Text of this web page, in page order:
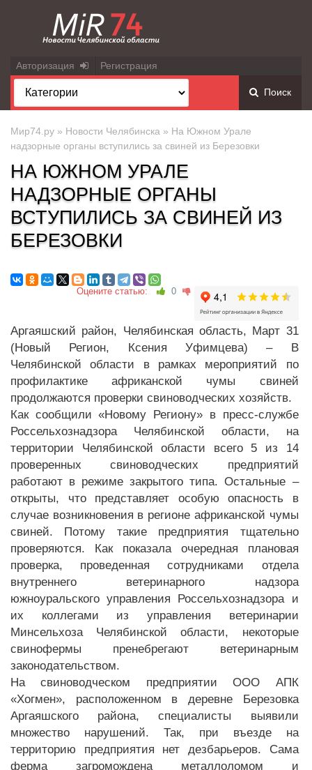
Авторизация Регистрация
Поиск
Мир74.ру » Новости Челябинска » На Южном Урале
надзорные органы вступились за свиней из Березовки
НА ЮЖНОМ УРАЛЕ
НАДЗОРНЫЕ ОРГАНЫ
ВСТУПИЛИСЬ ЗА СВИНЕЙ ИЗ
БЕРЕЗОВКИ
Оцените статью: 0
Аргаяшский район, Челябинская область, Март 31
(Новый Регион, Ксения Уфимцева) – В
Челябинской области в рамках мероприятий по
профилактике африканской чумы свиней
продолжаются проверки свиноводческих хозяйств.
Как сообщили «Новому Региону» в пресс-службе
Россельхознадзора Челябинской области, на
территории Челябинской области всего 5 из 14
проверенных свиноводческих предприятий
работают в режиме закрытого типа. Остальные –
открыты, что представляет особую опасность в
случае возникновения в регионе африканской чумы
свиней. Потому такие предприятия тщательно
проверяются. Как показала очередная плановая
проверка, проведенная сотрудниками отдела
внутреннего ветеринарного надзора
южноуральского управления Россельхознадзора и
их коллегами из управления ветеринарии
Минсельхоза Челябинской области, некоторые
свинофермы пренебрегают ветеринарным
законодательством.
На свиноводческом предприятии ООО АПК
«Хогмен», расположенном в деревне Березовка
Аргаяшского района, специалисты выявили
множество нарушений. Так, при въезде на
территорию предприятия нет дезбарьеров. Сама
ферма загромождена металлоломом и